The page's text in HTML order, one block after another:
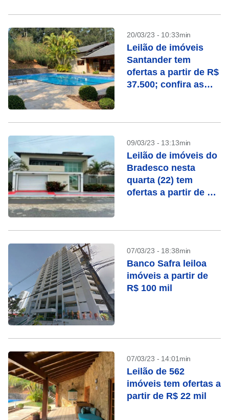
20/03/23 - 10:33min
Leilão de imóveis
Santander tem
ofertas a partir de R$
37.500; confira as
09/03/23 - 13:13min
Leilão de imóveis do
Bradesco nesta
quarta (22) tem
ofertas a partir de R$
07/03/23 - 18:38min
Banco Safra leiloa
imóveis a partir de
R$ 100 mil
07/03/23 - 14:01min
Leilão de 562
imóveis tem ofertas a
partir de R$ 22 mil